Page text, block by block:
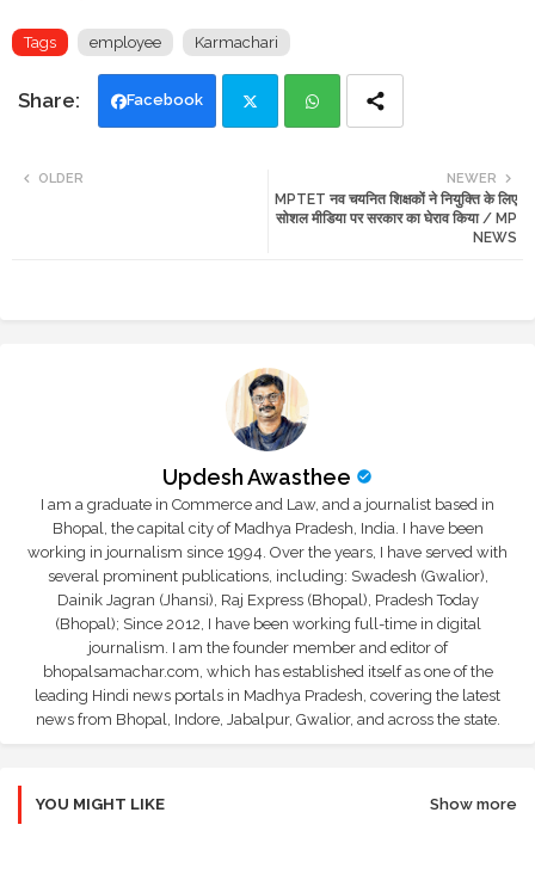
Tags employee Karmachari
Facebook
ats
NEWER
MPTET नव चयनित शिक्षकों ने नियुक्ति के लिए
सोशल मीडिया पर सरकार का घेराव किया / MP
NEWS
OLDER
Updesh Awasthee
I am a graduate in Commerce and Law, and a journalist based in
Bhopal, the capital city of Madhya Pradesh, India. I have been
working in journalism since 1994. Over the years, I have served with
several prominent publications, including: Swadesh (Gwalior),
Dainik Jagran (Jhansi), Raj Express (Bhopal), Pradesh Today
(Bhopal); Since 2012, I have been working full-time in digital
journalism. I am the founder member and editor of
bhopalsamachar.com, which has established itself as one of the
leading Hindi news portals in Madhya Pradesh, covering the latest
news from Bhopal, Indore, Jabalpur, Gwalior, and across the state.
YOU MIGHT LIKE Show more